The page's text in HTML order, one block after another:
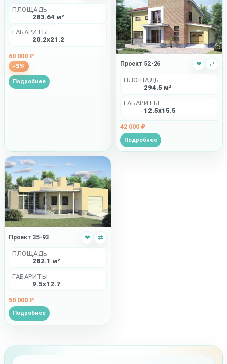
ПЛОЩАДЬ
283.64 м²
ГАБАРИТЫ
20.2x21.2
60 000 ₽
-5%
Подробнее
Проект 52-26 ❤ ⇄
ПЛОЩАДЬ
294.5 м²
ГАБАРИТЫ
12.5x15.5
42 000 ₽
Подробнее
Проект 35-93 ❤ ⇄
ПЛОЩАДЬ
282.1 м²
ГАБАРИТЫ
9.5x12.7
50 000 ₽
Подробнее